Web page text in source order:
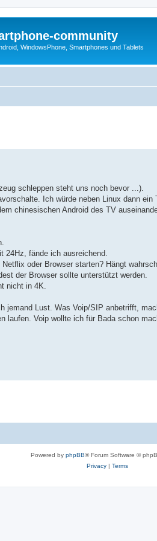
community
WindowsPhone, Smartphones und Tablets
schleppen steht uns noch bevor ...).
Ich würde neben Linux dann
chinesischen Android des TV
24Hz, fände ich ausreichend.
oder Browser starten? Hängt
der Browser sollte unterstützt werden.
nicht in 4K.
jemand Lust. Was Voip/SIP anbetrifft,
laufen. Voip wollte ich für Bada schon
Powered by phpBB® Forum Software ©
Privacy| Terms